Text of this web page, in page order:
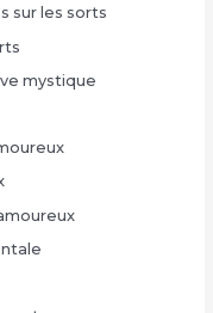
sur les sorts
mystique